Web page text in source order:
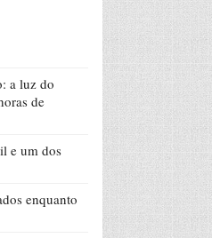
a luz do
de
e um dos
enquanto